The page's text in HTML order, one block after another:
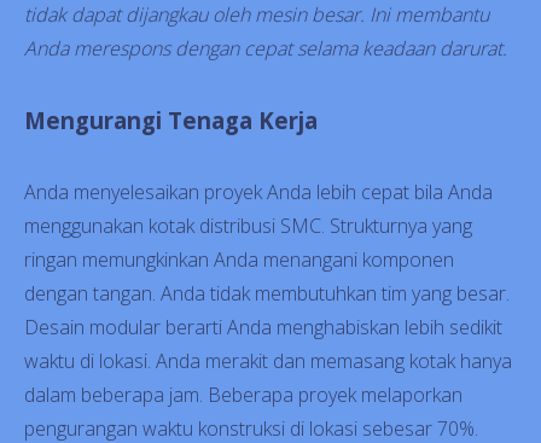
tidak dapat dijangkau oleh mesin besar. Ini membantu
Anda merespons dengan cepat selama keadaan darurat.
Mengurangi Tenaga Kerja
Anda menyelesaikan proyek Anda lebih cepat bila Anda
menggunakan kotak distribusi SMC. Strukturnya yang
ringan memungkinkan Anda menangani komponen
dengan tangan. Anda tidak membutuhkan tim yang besar.
Desain modular berarti Anda menghabiskan lebih sedikit
waktu di lokasi. Anda merakit dan memasang kotak hanya
dalam beberapa jam. Beberapa proyek melaporkan
pengurangan waktu konstruksi di lokasi sebesar 70%.